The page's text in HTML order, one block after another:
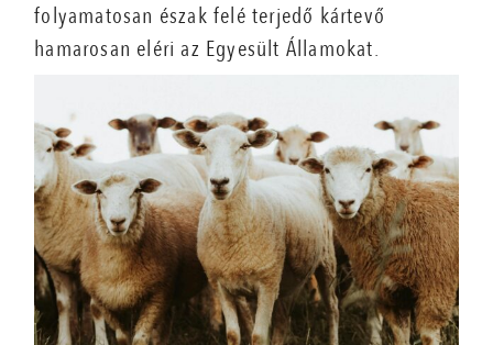
folyamatosan észak felé terjedő kártevő
hamarosan eléri az Egyesült Államokat.